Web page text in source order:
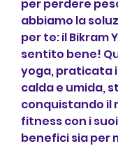
per perdere
abbiamo la
per te: il Bikram
sentito bene!
yoga, praticata
calda e umida,
conquistando il
fitness con i
benefici sia per